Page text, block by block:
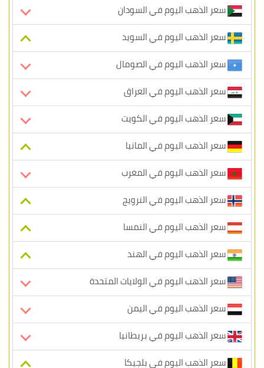
سعر الذهب اليوم في السودان
سعر الذهب اليوم في السويد
سعر الذهب اليوم في الصومال
سعر الذهب اليوم في العراق
سعر الذهب اليوم في الكويت
سعر الذهب اليوم في المانيا
سعر الذهب اليوم في المغرب
سعر الذهب اليوم في النرويج
سعر الذهب اليوم في النمسا
سعر الذهب اليوم في الهند
سعر الذهب اليوم في الولايات المتحدة
سعر الذهب اليوم في اليمن
سعر الذهب اليوم في بريطانيا
سعر الذهب اليوم في بلجيكا